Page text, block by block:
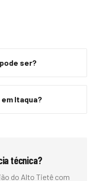
ser?
Itaqua?
técnica?
do Alto Tietêcom